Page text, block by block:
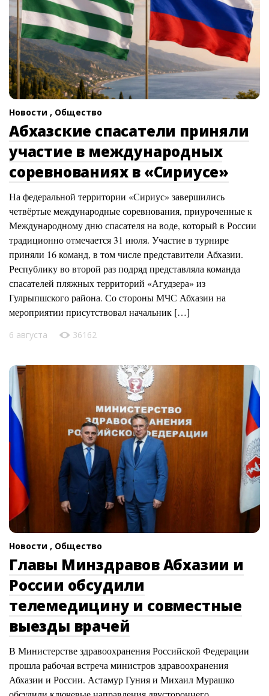
Новости , Общество
Абхазские спасатели приняли
участие в международных
соревнованиях в «Сириусе»
На федеральной территории «Сириус» завершились
четвёртые международные соревнования, приуроченные к
Международному дню спасателя на воде, который в России
традиционно отмечается 31 июля. Участие в турнире
приняли 16 команд, в том числе представители Абхазии.
Республику во второй раз подряд представляла команда
спасателей пляжных территорий «Агудзера» из
Гулрыпшского района. Со стороны МЧС Абхазии на
мероприятии присутствовал начальник […]
6 августа 36162
Новости , Общество
Главы Минздравов Абхазии и
России обсудили
телемедицину и совместные
выезды врачей
В Министерстве здравоохранения Российской Федерации
прошла рабочая встреча министров здравоохранения
Абхазии и России. Астамур Гуния и Михаил Мурашко